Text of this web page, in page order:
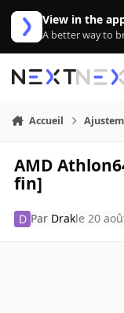
Aller au contenu
View in the
A better way to
Accueil
AMD
fin]
Par Drakle 20